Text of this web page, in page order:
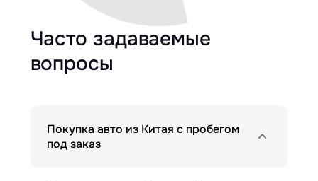
Часто задаваемые
вопросы
Покупка авто из Китая с пробегом
под заказ